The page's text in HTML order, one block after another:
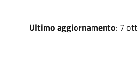
Ultimo aggiornamento: 7